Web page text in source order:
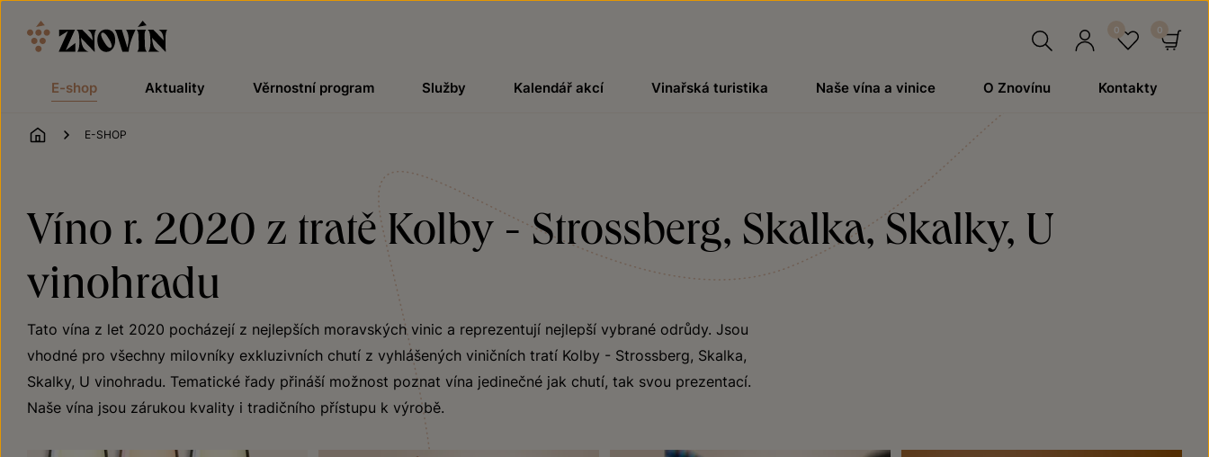
E-shop Aktuality Věrnostní program Služby Kalendář akcí Vinařská turistika Naše vína a vinice O Znovínu Kontakty
ÚVOD
E-SHOP
Víno r. 2020 z tratě Kolby - Strossberg, Skalka, Skalky, U
vinohradu
Tato vína z let 2020 pocházejí z nejlepších moravských vinic a reprezentují nejlepší vybrané odrůdy. Jsou
vhodné pro všechny milovníky exkluzivních chutí z vyhlášených viničních tratí Kolby - Strossberg, Skalka,
Skalky, U vinohradu. Tematické řady přináší možnost poznat vína jedinečné jak chutí, tak svou prezentací.
Naše vína jsou zárukou kvality i tradičního přístupu k výrobě.